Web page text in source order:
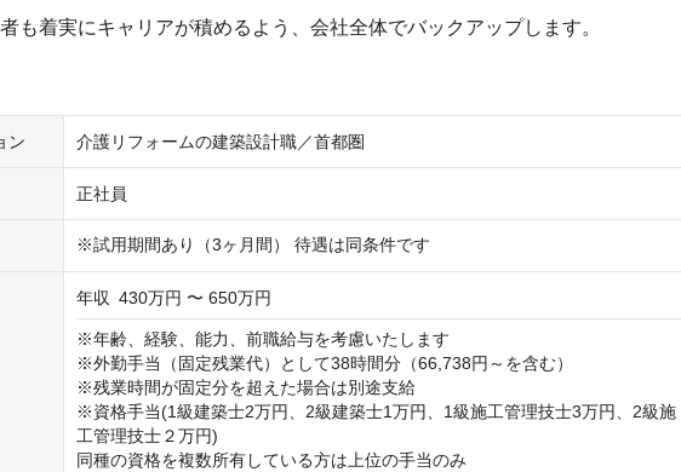
も着実にキャリアが積めるよう、会社全体でバックアップします。
ン 介護リフォームの建築設計職／首都圏
正社員
※試用期間あり（3ヶ月間） 待遇は同条件です
年収 430万円 〜 650万円
※年齢、経験、能力、前職給与を考慮いたします
※外勤手当（固定残業代）として38時間分（66,738円～を含む）
※残業時間が固定分を超えた場合は別途支給
※資格手当(1級建築士2万円、2級建築士1万円、1級施工管理技士3万円、2級施
工管理技士２万円)
同種の資格を複数所有している方は上位の手当のみ